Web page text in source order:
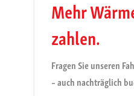
Mehr
zahlen.
Fragen Sie unseren
– auch nachträglich